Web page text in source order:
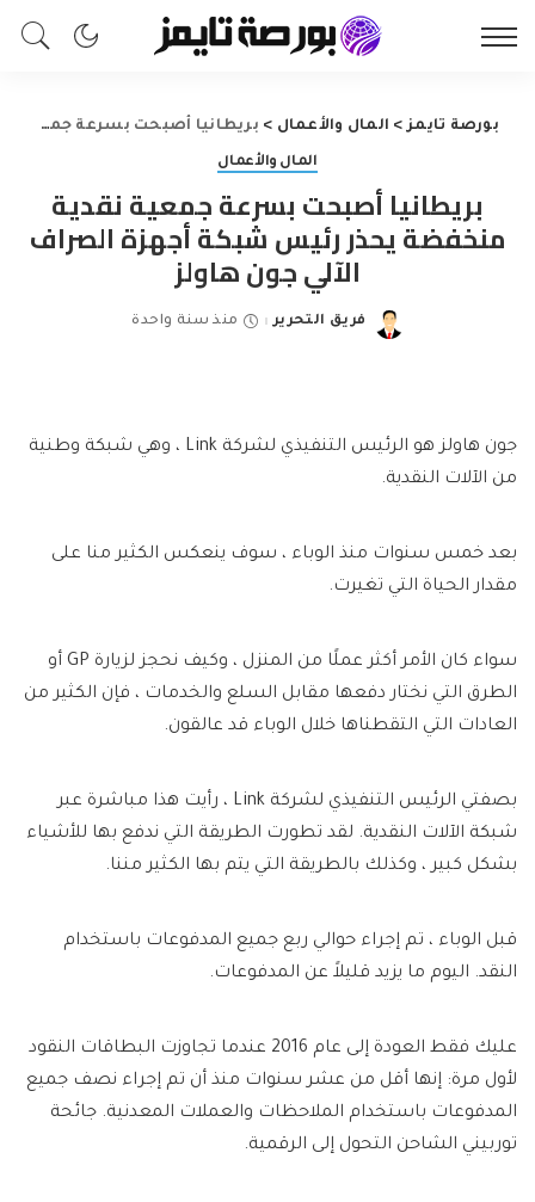
بورصة تايمز> المال والأعمال > بريطانيا أصبحت بسرعة جمعية نقدية منخفضة يحذر رئيس شبكة أجهزة الصراف الآلي جون هاولز
المال والأعمال
بريطانيا أصبحت بسرعة جمعية نقدية
منخفضة يحذر رئيس شبكة أجهزة الصراف
الآلي جون هاولز
Posted
فريق التحرير منذ سنة واحدة
جون هاولز هو الرئيس التنفيذي لشركة Link ، وهي شبكة وطنية
من الآلات النقدية.
بعد خمس سنوات منذ الوباء ، سوف ينعكس الكثير منا على
مقدار الحياة التي تغيرت.
سواء كان الأمر أكثر عملًا من المنزل ، وكيف نحجز لزيارة GP أو
الطرق التي نختار دفعها مقابل السلع والخدمات ، فإن الكثير من
العادات التي التقطناها خلال الوباء قد عالقون.
بصفتي الرئيس التنفيذي لشركة Link ، رأيت هذا مباشرة عبر
شبكة الآلات النقدية. لقد تطورت الطريقة التي ندفع بها للأشياء
بشكل كبير ، وكذلك بالطريقة التي يتم بها الكثير مننا.
قبل الوباء ، تم إجراء حوالي ربع جميع المدفوعات باستخدام
النقد. اليوم ما يزيد قليلاً عن المدفوعات.
عليك فقط العودة إلى عام 2016 عندما تجاوزت البطاقات النقود
لأول مرة: إنها أقل من عشر سنوات منذ أن تم إجراء نصف جميع
المدفوعات باستخدام الملاحظات والعملات المعدنية. جائحة
توربيني الشاحن التحول إلى الرقمية.